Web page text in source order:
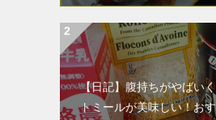
【日記】腹持ちがやばい
トミールが美味しい！お